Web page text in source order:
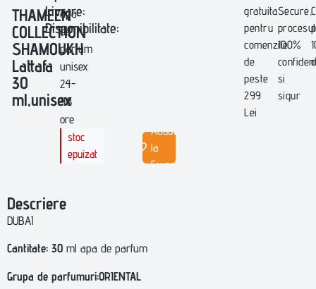
THAMEEN
COLLECTION
SHAMOUKH
Lattafa
30
ml,unisex
Livrare:
Disponibilitate:
apa
de
parfum
unisex
24-
48
ore
stoc
epuizat
Adauga
la
Favorite
gratuita
pentru
comenzile
de
peste
299
Lei
Secure,
procesul
100%
si
sigur
Descriere
DUBAI
Cantitate: 30 ml apa de parfum
Grupa de parfumuri:ORIENTAL